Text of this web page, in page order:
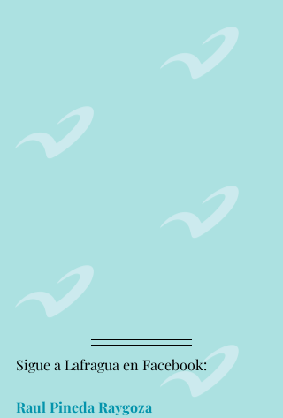
Sigue a Lafragua en Facebook:
Raul Pineda Raygoza